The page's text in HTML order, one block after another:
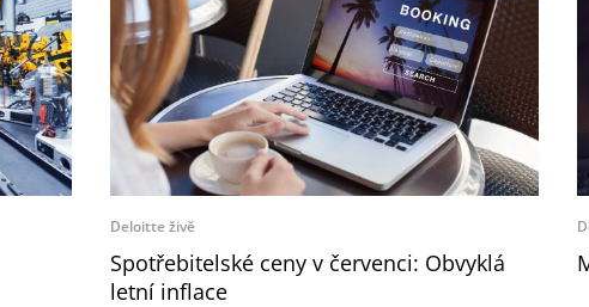
Deloitte živě
Spotřebitelské ceny v červenci: Obvyklá
letní inflace